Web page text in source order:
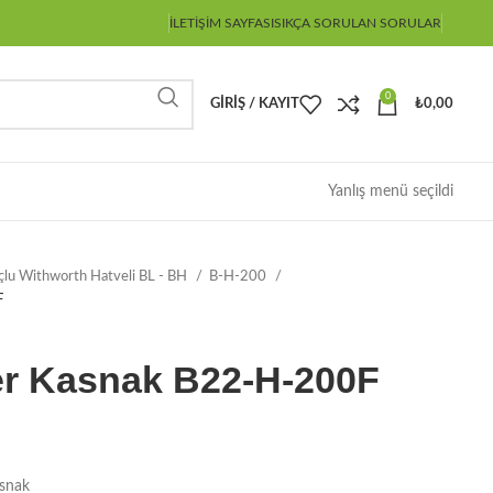
İLETIŞIM SAYFASISIKÇA SORULAN SORULAR
GIRIŞ / KAYIT
0
₺0,00
Yanlış menü seçildi
Withworth Hatveli BL - BH
B-H-200
Kasnak B22-H-200F